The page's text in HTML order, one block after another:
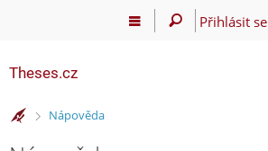
Přihlásit se
Theses.cz
>Nápověda